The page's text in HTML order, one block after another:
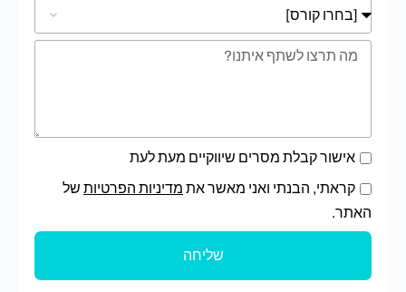
אישור קבלת מסרים שיווקיים מעת לעת
קראתי, הבנתי ואני מאשר את מדיניות הפרטיות של
האתר.
שליחה